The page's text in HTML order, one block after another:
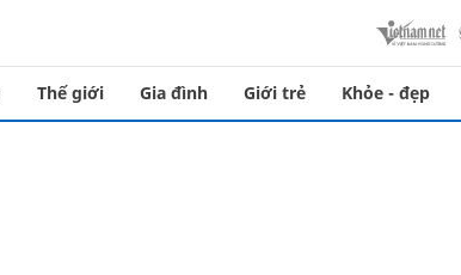
Thế giới Gia đình Giới trẻ Khỏe - đẹp